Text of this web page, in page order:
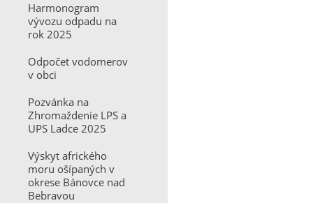
Harmonogram
vývozu odpadu na
rok 2025
Odpočet vodomerov
v obci
Pozvánka na
Zhromaždenie LPS a
UPS Ladce 2025
Výskyt afrického
moru ošípaných v
okrese Bánovce nad
Bebravou